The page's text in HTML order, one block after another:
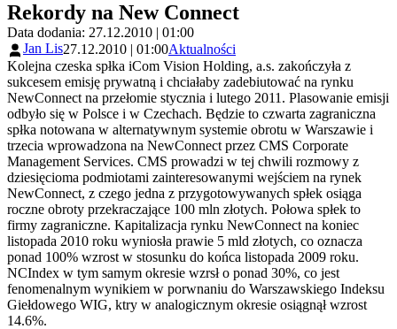
Rekordy na New Connect
Data dodania: 27.12.2010 | 01:00
Jan Lis27.12.2010 | 01:00Aktualności
Kolejna czeska spłka iCom Vision Holding, a.s. zakończyła z
sukcesem emisję prywatną i chciałaby zadebiutować na rynku
NewConnect na przełomie stycznia i lutego 2011. Plasowanie emisji
odbyło się w Polsce i w Czechach. Będzie to czwarta zagraniczna
spłka notowana w alternatywnym systemie obrotu w Warszawie i
trzecia wprowadzona na NewConnect przez CMS Corporate
Management Services. CMS prowadzi w tej chwili rozmowy z
dziesięcioma podmiotami zainteresowanymi wejściem na rynek
NewConnect, z czego jedna z przygotowywanych spłek osiąga
roczne obroty przekraczające 100 mln złotych. Połowa spłek to
firmy zagraniczne. Kapitalizacja rynku NewConnect na koniec
listopada 2010 roku wyniosła prawie 5 mld złotych, co oznacza
ponad 100% wzrost w stosunku do końca listopada 2009 roku.
NCIndex w tym samym okresie wzrsł o ponad 30%, co jest
fenomenalnym wynikiem w porwnaniu do Warszawskiego Indeksu
Giełdowego WIG, ktry w analogicznym okresie osiągnął wzrost
14.6%.